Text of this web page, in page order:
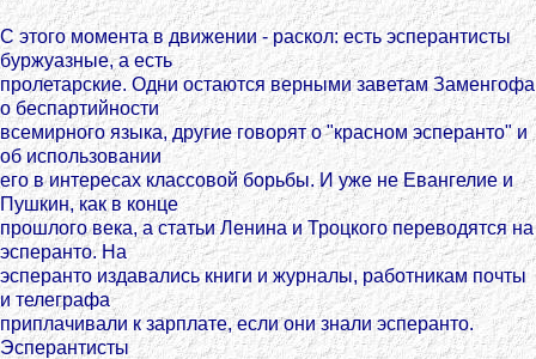
С этого момента в движении - раскол: есть эсперантисты
буржуазные, а есть
пролетарские. Одни остаются верными заветам Заменгофа
о беспартийности
всемирного языка, другие говорят о "красном эсперанто" и
об использовании
его в интересах классовой борьбы. И уже не Евангелие и
Пушкин, как в конце
прошлого века, а статьи Ленина и Троцкого переводятся на
эсперанто. На
эсперанто издавались книги и журналы, работникам почты
и телеграфа
приплачивали к зарплате, если они знали эсперанто.
Эсперантисты